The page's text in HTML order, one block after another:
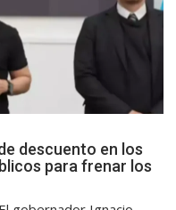
descuento en los
para frenar los